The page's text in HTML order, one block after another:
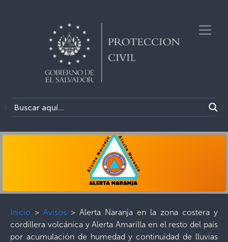
Inicio > Avisos > Alerta Naranja en la zona costera y
cordillera volcánica y Alerta Amarilla en el resto del país
por acumulación de humedad y continuidad de lluvias